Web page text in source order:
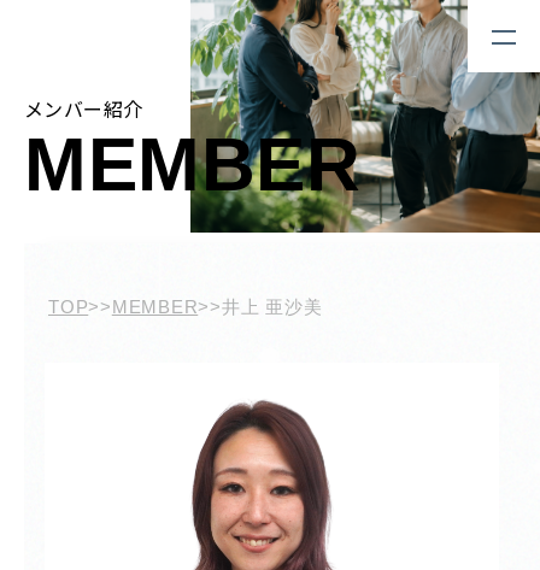
メンバー紹介
MEMBER
TOP>>MEMBER>>井上 亜沙美